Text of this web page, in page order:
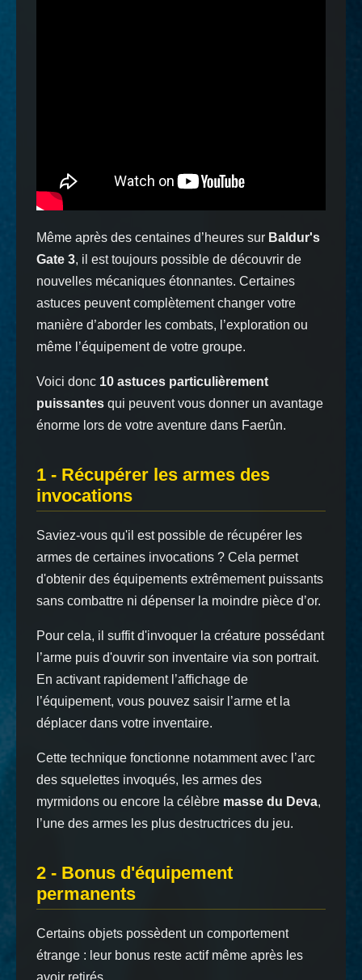
Même après des centaines d’heures sur Baldur's
Gate 3, il est toujours possible de découvrir de
nouvelles mécaniques étonnantes. Certaines
astuces peuvent complètement changer votre
manière d’aborder les combats, l’exploration ou
même l’équipement de votre groupe.
Voici donc 10 astuces particulièrement
puissantes qui peuvent vous donner un avantage
énorme lors de votre aventure dans Faerûn.
1 - Récupérer les armes des
invocations
Saviez-vous qu'il est possible de récupérer les
armes de certaines invocations ? Cela permet
d'obtenir des équipements extrêmement puissants
sans combattre ni dépenser la moindre pièce d’or.
Pour cela, il suffit d'invoquer la créature possédant
l’arme puis d'ouvrir son inventaire via son portrait.
En activant rapidement l’affichage de
l’équipement, vous pouvez saisir l’arme et la
déplacer dans votre inventaire.
Cette technique fonctionne notamment avec l’arc
des squelettes invoqués, les armes des
myrmidons ou encore la célèbre masse du Deva,
l’une des armes les plus destructrices du jeu.
2 - Bonus d'équipement
permanents
Certains objets possèdent un comportement
étrange : leur bonus reste actif même après les
avoir retirés.